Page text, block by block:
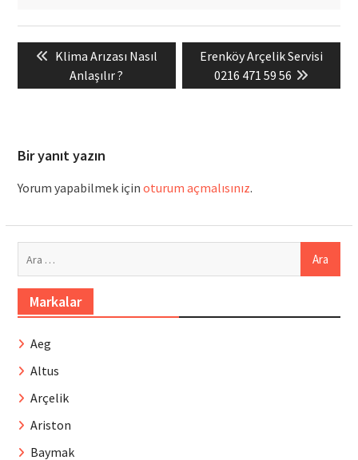
Yazı
gezinmesi
Previous
post:
Klima Arızası Nasıl
Anlaşılır ?
Next
post:
Erenköy Arçelik Servisi
0216 471 59 56
Bir yanıt yazın
Yorum yapabilmek için oturum açmalısınız.
Markalar
Aeg
Altus
Arçelik
Ariston
Baymak